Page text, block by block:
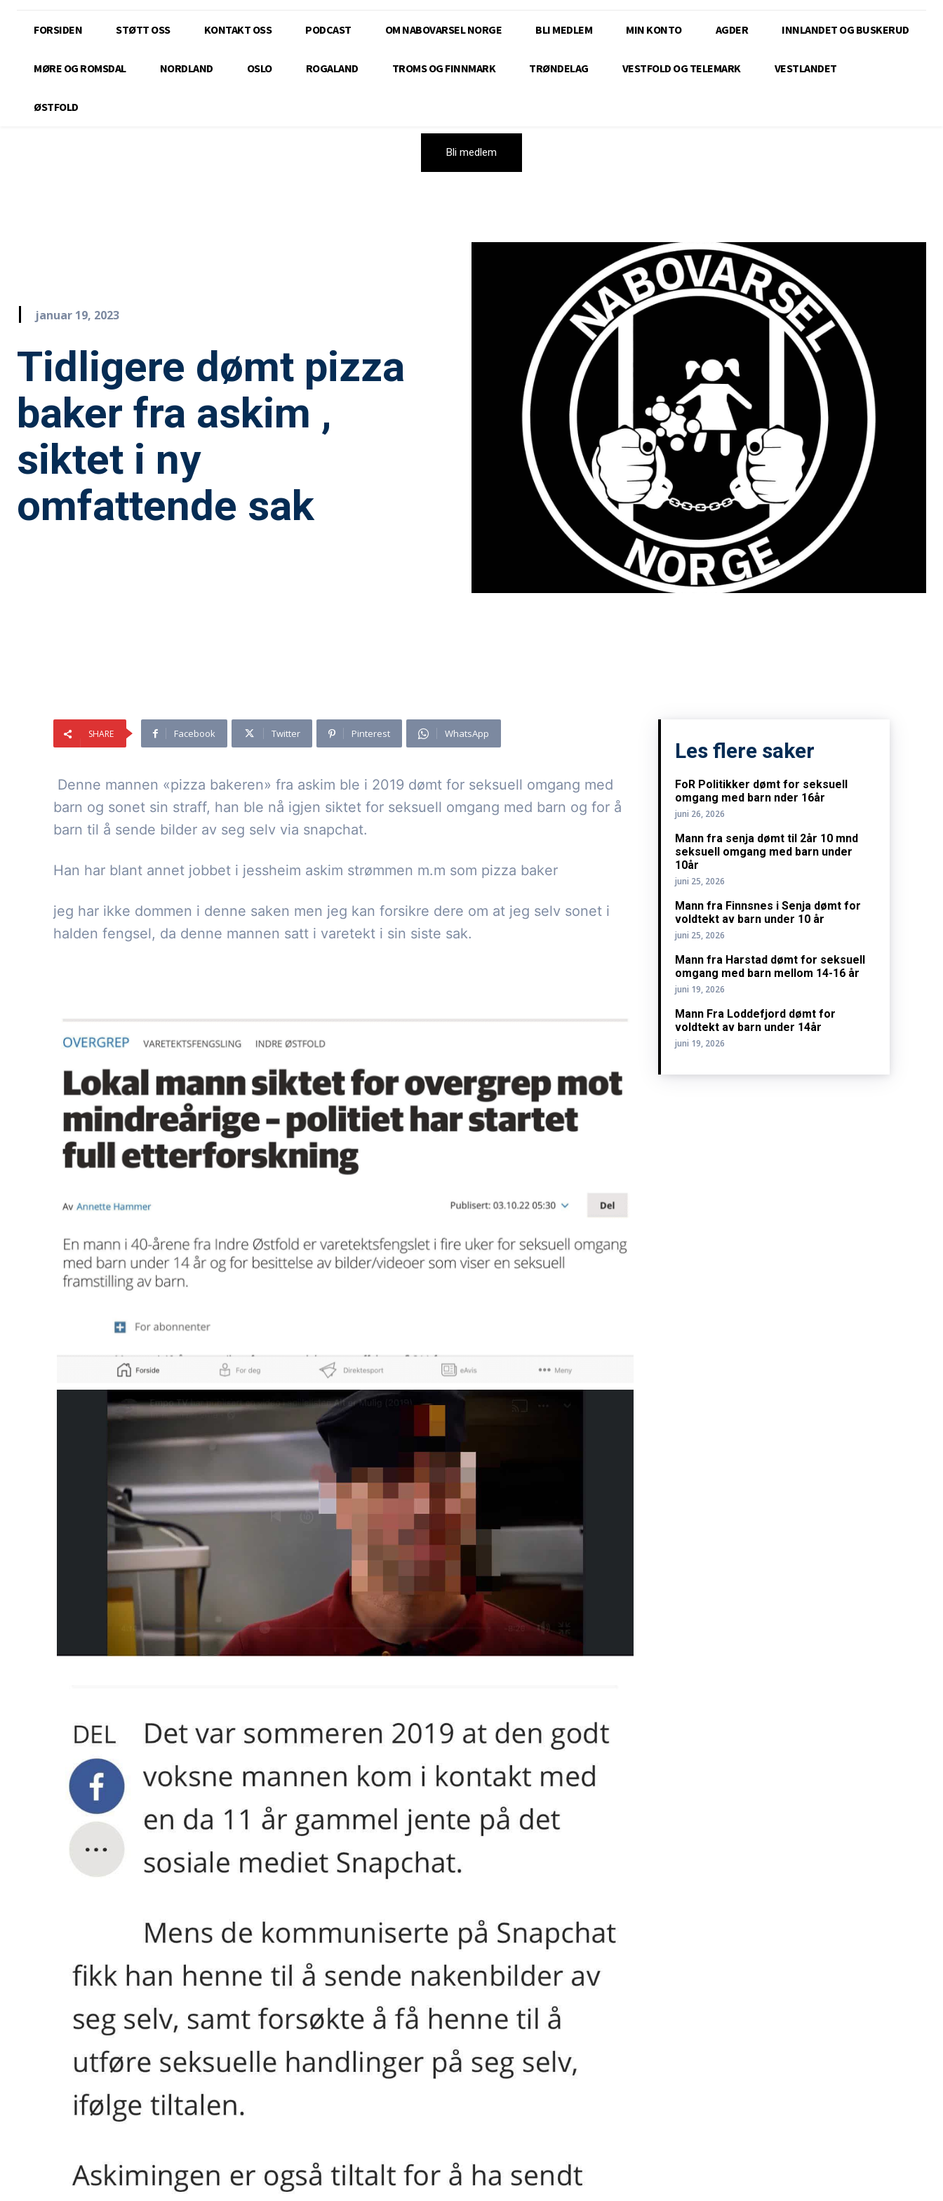
FORSIDEN STØTT OSS KONTAKT OSS PODCAST OM NABOVARSEL NORGE BLI MEDLEM MIN KONTO AGDER INNLANDET OG BUSKERUD
MØRE OG ROMSDAL NORDLAND OSLO ROGALAND TROMS OG FINNMARK TRØNDELAG VESTFOLD OG TELEMARK VESTLANDET
ØSTFOLD
Bli medlem
januar 19, 2023
Tidligere dømt pizza
baker fra askim ,
siktet i ny
omfattende sak
SHARE Facebook Twitter Pinterest WhatsApp
Denne mannen «pizza bakeren» fra askim ble i 2019 dømt for seksuell omgang med
barn og sonet sin straff, han ble nå igjen siktet for seksuell omgang med barn og for å
barn til å sende bilder av seg selv via snapchat.
Han har blant annet jobbet i jessheim askim strømmen m.m som pizza baker
jeg har ikke dommen i denne saken men jeg kan forsikre dere om at jeg selv sonet i
halden fengsel, da denne mannen satt i varetekt i sin siste sak.
Les flere saker
FoR Politikker dømt for seksuell
omgang med barn nder 16år
juni 26, 2026
Mann fra senja dømt til 2år 10 mnd
seksuell omgang med barn under
10år
juni 25, 2026
Mann fra Finnsnes i Senja dømt for
voldtekt av barn under 10 år
juni 25, 2026
Mann fra Harstad dømt for seksuell
omgang med barn mellom 14-16 år
juni 19, 2026
Mann Fra Loddefjord dømt for
voldtekt av barn under 14år
juni 19, 2026